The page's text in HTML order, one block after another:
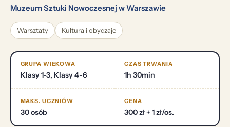
Muzeum Sztuki Nowoczesnej w Warszawie
Warsztaty Kultura i obyczaje
GRUPA WIEKOWA
Klasy 1-3, Klasy 4-6
CZAS TRWANIA
1h 30min
MAKS. UCZNIÓW
30 osób
CENA
300 zł + 1 zł/os.